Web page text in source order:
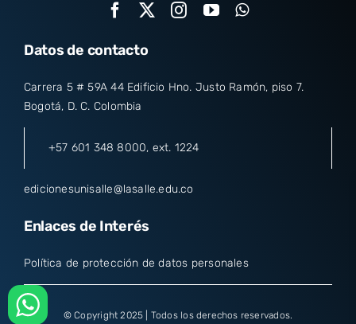
Datos de contacto
Carrera 5 # 59A 44 Edificio Hno. Justo Ramón, piso 7.
Bogotá, D. C. Colombia
+57 601 348 8000, ext. 1224
edicionesunisalle@lasalle.edu.co
Enlaces de Interés
Política de protección de datos personales
© Copyright 2025 | Todos los derechos reservados.